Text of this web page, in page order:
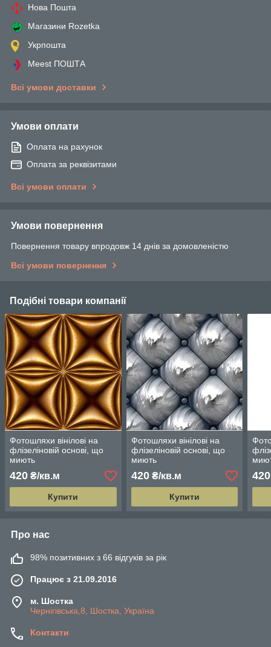
Нова Пошта
Магазини Rozetka
Укрпошта
Meest ПОШТА
Всі умови доставки
Умови оплати
Оплата на рахунок
Оплата за реквізитами
Всі умови оплати
Умови повернення
Повернення товару впродовж 14 днів за домовленістю
Всі умови повернення
Подібні товари компанії
Фотошляхи вінілові на
флізеліновій основі, що
миють
420 ₴/кв.м
Купити
Фотошляхи вінілові на
флізеліновій основі, що
миють
420₴/кв.м
Купити
420
Про нас
98% позитивних з 66 відгуків за рік
Працює з 21.09.2016
м. Шостка
Чернігівська,8, Шостка, Україна
Контакти